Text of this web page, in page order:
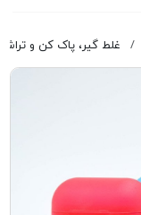
غلط گیر، پاک کن و تراش